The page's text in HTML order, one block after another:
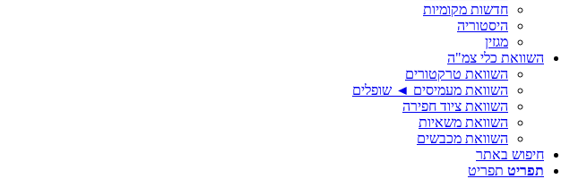
חדשות מקומיות
היסטוריה
מגזין
השוואת כלי צמ"ה
השוואת טרקטורים
השוואת מעמיסים ◄ שופלים
השוואת ציוד חפירה
השוואת משאיות
השוואת מכבשים
חיפוש באתר
תפריט תפריט